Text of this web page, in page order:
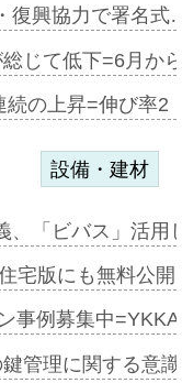
復興協力で署名
じて低下=6月か
続の上昇=伸び率
設備・建材
、「ビバス」活
宅版にも無料公
事例募集中
管理に関する意